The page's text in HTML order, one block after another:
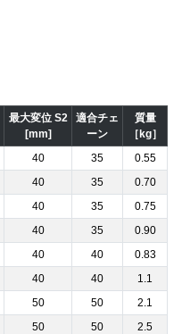
最大変位 S2
[mm]
適合チェ
ーン
質量
［kg］
40 35
0.55
40 35 0.70
40 35
0.75
40 35 0.90
40 40
0.83
40 40 1.1
50 50
2.1
50 50 2.5